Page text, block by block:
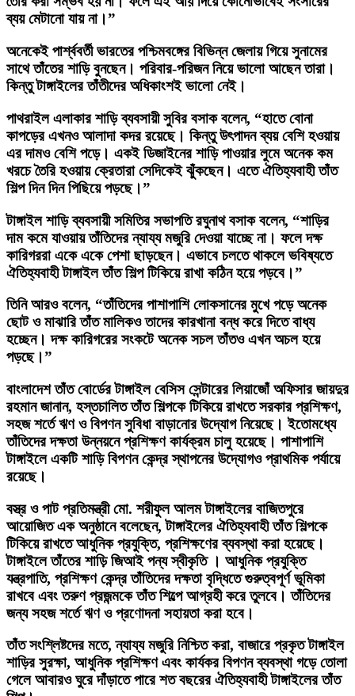
ব্যয় মেটানো যায় না।”
অনেকেই পার্শ্ববর্তী ভারতের পশ্চিমবঙ্গের বিভিন্ন জেলায় গিয়ে সুনামের
সাথে তাঁতের শাড়ি বুনছেন। পরিবার-পরিজন নিয়ে ভালো আছেন তারা।
কিন্তু টাঙ্গাইলের তাঁতীদের অধিকাংশই ভালো নেই।
পাথরাইল এলাকার শাড়ি ব্যবসায়ী সুবির বসাক বলেন, “হাতে বোনা
কাপড়ের এখনও আলাদা কদর রয়েছে। কিন্তু উৎপাদন ব্যয় বেশি হওয়ায়
এর দামও বেশি পড়ে। একই ডিজাইনের শাড়ি পাওয়ার লুমে অনেক কম
খরচে তৈরি হওয়ায় ক্রেতারা সেদিকেই ঝুঁকছেন। এতে ঐতিহ্যবাহী তাঁত
শিল্প দিন দিন পিছিয়ে পড়ছে।”
টাঙ্গাইল শাড়ি ব্যবসায়ী সমিতির সভাপতি রঘুনাথ বসাক বলেন, “শাড়ির
দাম কমে যাওয়ায় তাঁতিদের ন্যায্য মজুরি দেওয়া যাচ্ছে না। ফলে দক্ষ
কারিগররা একে একে পেশা ছাড়ছেন। এভাবে চলতে থাকলে ভবিষ্যতে
ঐতিহ্যবাহী টাঙ্গাইল তাঁত শিল্প টিকিয়ে রাখা কঠিন হয়ে পড়বে।”
তিনি আরও বলেন, “তাঁতিদের পাশাপাশি লোকসানের মুখে পড়ে অনেক
ছোট ও মাঝারি তাঁত মালিকও তাদের কারখানা বন্ধ করে দিতে বাধ্য
হচ্ছেন। দক্ষ কারিগরের সংকটে অনেক সচল তাঁতও এখন অচল হয়ে
পড়ছে।”
বাংলাদেশ তাঁত বোর্ডের টাঙ্গাইল বেসিস সেন্টারের লিয়াজোঁ অফিসার জায়দুর
রহমান জানান, হস্তচালিত তাঁত শিল্পকে টিকিয়ে রাখতে সরকার প্রশিক্ষণ,
সহজ শর্তে ঋণ ও বিপণন সুবিধা বাড়ানোর উদ্যোগ নিয়েছে। ইতোমধ্যে
তাঁতিদের দক্ষতা উন্নয়নে প্রশিক্ষণ কার্যক্রম চালু হয়েছে। পাশাপাশি
টাঙ্গাইলে একটি শাড়ি বিপণন কেন্দ্র স্থাপনের উদ্যোগও প্রাথমিক পর্যায়ে
রয়েছে।
বস্ত্র ও পাট প্রতিমন্ত্রী মো. শরীফুল আলম টাঙ্গাইলের বাজিতপুরে
আয়োজিত এক অনুষ্ঠানে বলেছেন, টাঙ্গাইলের ঐতিহ্যবাহী তাঁত শিল্পকে
টিকিয়ে রাখতে আধুনিক প্রযুক্তি, প্রশিক্ষণের ব্যবস্থা করা হয়েছে।
টাঙ্গাইলে তাঁতের শাড়ি জিআই পন্য স্বীকৃতি । আধুনিক প্রযুক্তি
যন্ত্রপাতি, প্রশিক্ষণ কেন্দ্র তাঁতিদের দক্ষতা বৃদ্ধিতে গুরুত্বপূর্ণ ভূমিকা
রাখবে এবং তরুণ প্রজন্মকে তাঁত শিল্পে আগ্রহী করে তুলবে। তাঁতিদের
জন্য সহজ শর্তে ঋণ ও প্রণোদনা সহায়তা করা হবে।
তাঁত সংশ্লিষ্টদের মতে, ন্যায্য মজুরি নিশ্চিত করা, বাজারে প্রকৃত টাঙ্গাইল
শাড়ির সুরক্ষা, আধুনিক প্রশিক্ষণ এবং কার্যকর বিপণন ব্যবস্থা গড়ে তোলা
গেলে আবারও ঘুরে দাঁড়াতে পারে শত বছরের ঐতিহ্যবাহী টাঙ্গাইলের তাঁত